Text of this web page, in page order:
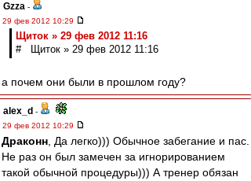
Gzza -
29 фев 2012 10:29
Щиток » 29 фев 2012 11:16
# Щиток » 29 фев 2012 11:16
а почем они были в прошлом году?
alex_d -
29 фев 2012 10:29
Драконн , Да легко))) Обычное забегание и пас.
Не раз он был замечен за игнорированием
такой обычной процедуры))) А тренер обязан